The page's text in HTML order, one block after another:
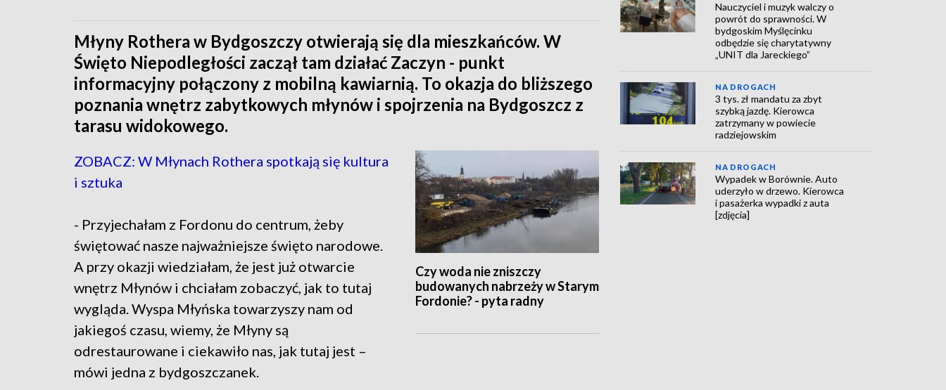
Młyny Rothera w Bydgoszczy otwierają się dla mieszkańców. W
Święto Niepodległości zaczął tam działać Zaczyn - punkt
informacyjny połączony z mobilną kawiarnią. To okazja do bliższego
poznania wnętrz zabytkowych młynów i spojrzenia na Bydgoszcz z
tarasu widokowego.
Czy woda nie zniszczy
budowanych nabrzeży w Starym
Fordonie? - pyta radny
ZOBACZ: W Młynach Rothera spotkają się kultura
i sztuka
- Przyjechałam z Fordonu do centrum, żeby
świętować nasze najważniejsze święto narodowe.
A przy okazji wiedziałam, że jest już otwarcie
wnętrz Młynów i chciałam zobaczyć, jak to tutaj
wygląda. Wyspa Młyńska towarzyszy nam od
jakiegoś czasu, wiemy, że Młyny są
odrestaurowane i ciekawiło nas, jak tutaj jest –
mówi jedna z bydgoszczanek.
Nauczyciel i muzyk walczy o
powrót do sprawności. W
bydgoskim Myślęcinku
odbędzie się charytatywny
„UNIT dla Jareckiego”
NA DROGACH
3 tys. zł mandatu za zbyt
szybką jazdę. Kierowca
zatrzymany w powiecie
radziejowskim
NA DROGACH
Wypadek w Borównie. Auto
uderzyło w drzewo. Kierowca
i pasażerka wypadki z auta
[zdjęcia]